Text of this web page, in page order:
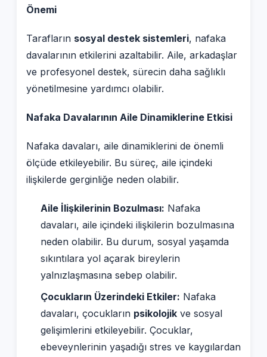
Önemi
Tarafların sosyal destek sistemleri, nafaka
davalarının etkilerini azaltabilir. Aile, arkadaşlar
ve profesyonel destek, sürecin daha sağlıklı
yönetilmesine yardımcı olabilir.
Nafaka Davalarının Aile Dinamiklerine Etkisi
Nafaka davaları, aile dinamiklerini de önemli
ölçüde etkileyebilir. Bu süreç, aile içindeki
ilişkilerde gerginliğe neden olabilir.
Aile İlişkilerinin Bozulması: Nafaka
davaları, aile içindeki ilişkilerin bozulmasına
neden olabilir. Bu durum, sosyal yaşamda
sıkıntılara yol açarak bireylerin
yalnızlaşmasına sebep olabilir.
Çocukların Üzerindeki Etkiler: Nafaka
davaları, çocukların psikolojik ve sosyal
gelişimlerini etkileyebilir. Çocuklar,
ebeveynlerinin yaşadığı stres ve kaygılardan